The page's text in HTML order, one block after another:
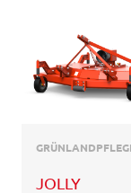
JOLLY